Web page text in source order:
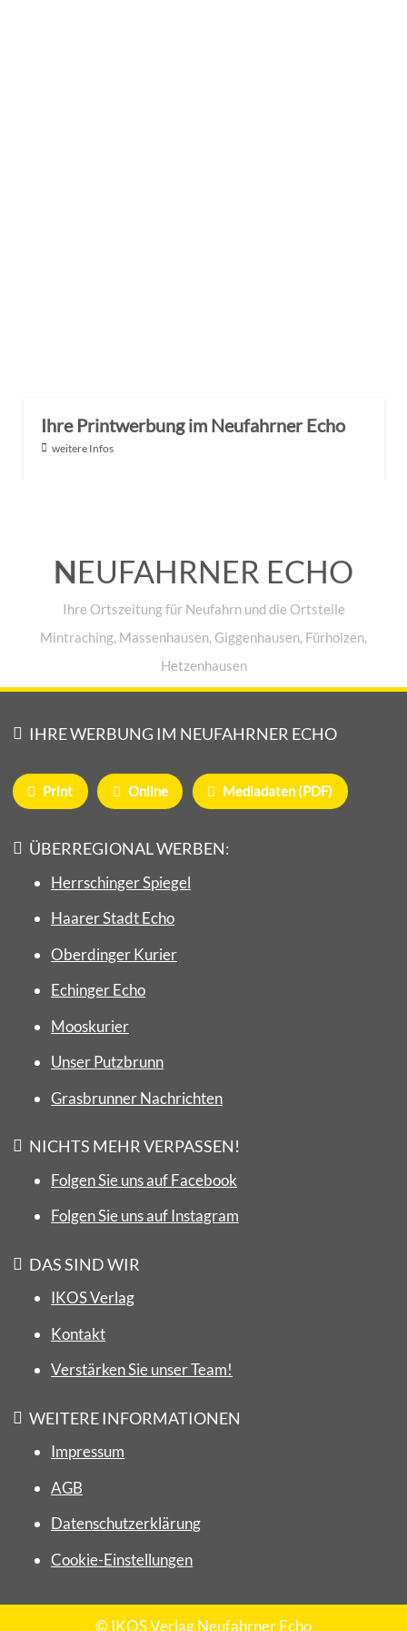
Ihre Printwerbung im Neufahrner Echo
weitere Infos
NEUFAHRNER ECHO
Ihre Ortszeitung für Neufahrn und die Ortsteile
Mintraching, Massenhausen, Giggenhausen, Fürholzen,
Hetzenhausen
IHRE WERBUNG IM NEUFAHRNER ECHO
Print Online Mediadaten (PDF)
ÜBERREGIONAL WERBEN:
Herrschinger Spiegel
Haarer Stadt Echo
Oberdinger Kurier
Echinger Echo
Mooskurier
Unser Putzbrunn
Grasbrunner Nachrichten
NICHTS MEHR VERPASSEN!
Folgen Sie uns auf Facebook
Folgen Sie uns auf Instagram
DAS SIND WIR
IKOS Verlag
Kontakt
Verstärken Sie unser Team!
WEITERE INFORMATIONEN
Impressum
AGB
Datenschutzerklärung
Cookie-Einstellungen
© IKOS Verlag Neufahrner Echo